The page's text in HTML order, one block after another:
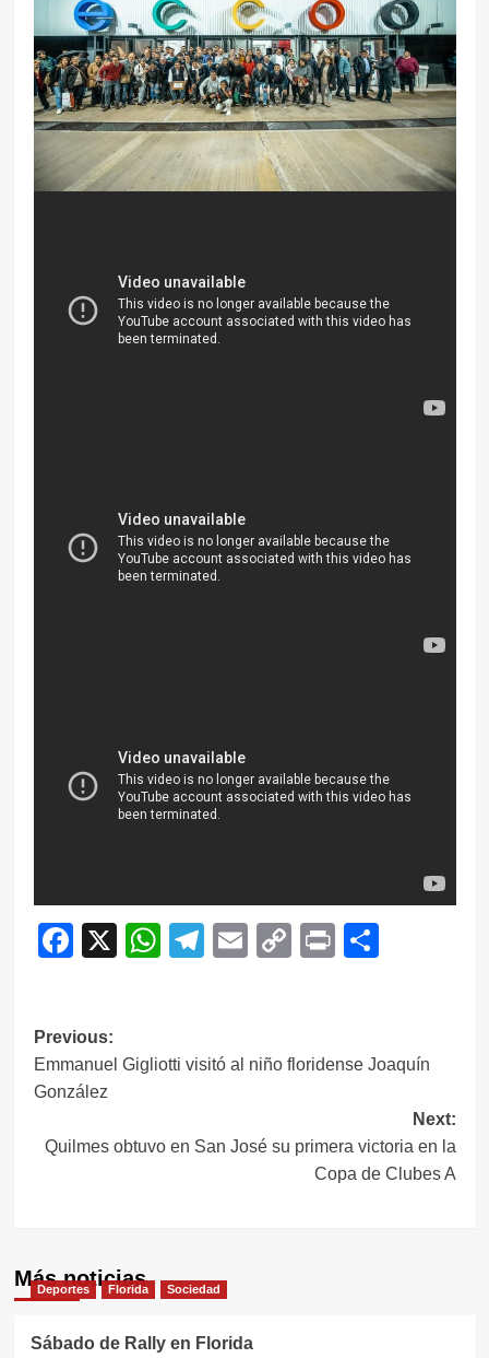
Facebook
X WhatsApp
Telegram
EmailCopy
Print
Navegación
de
Previous:
Emmanuel Gigliotti visitó al niño floridense Joaquín
González
Next:
Quilmes obtuvo en San José su primera victoria en la
Copa de Clubes A
Más noticias
Deportes Florida Sociedad
Sábado de Rally en Florida